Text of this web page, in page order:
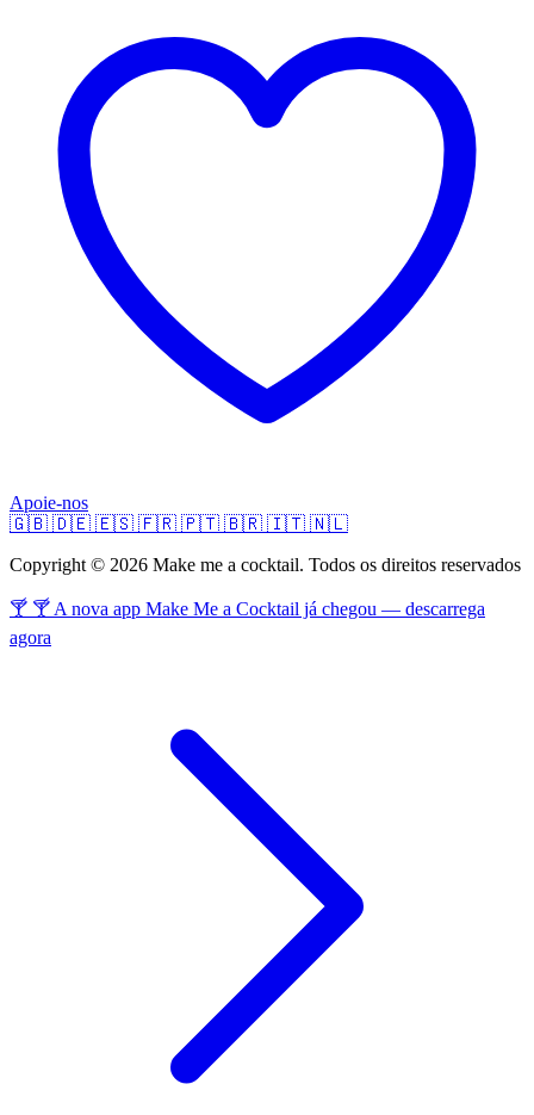
Apoie-nos
🇬🇧 🇩🇪 🇪🇸 🇫🇷 🇵🇹 🇧🇷 🇮🇹 🇳🇱
Copyright © 2026 Make me a cocktail. Todos os direitos reservados
🍸 🍸 A nova app Make Me a Cocktail já chegou — descarrega
agora